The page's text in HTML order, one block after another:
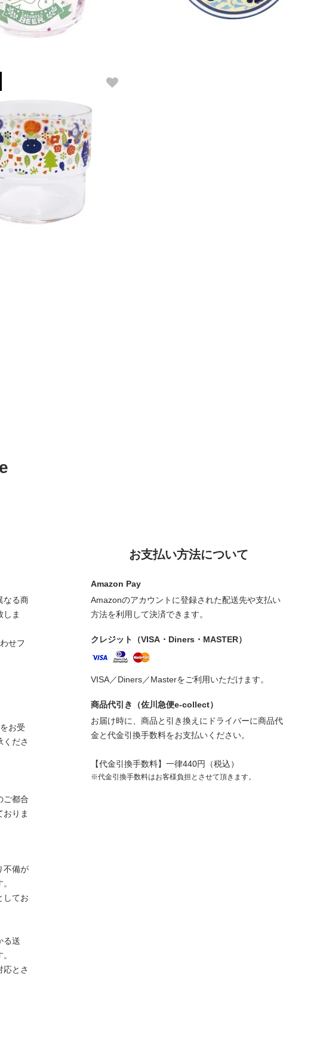
なる商
しま
せフ
お受
くださ
ご都合
おりま
不備が
してお
る送
とさ
お支払い方法について
Amazon Pay
Amazonのアカウントに登録された配送先や支払い
方法を利用して決済できます。
クレジット（VISA・Diners・MASTER）
VISA／Diners／Masterをご利用いただけます。
商品代引き（佐川急便e-collect）
お届け時に、商品と引き換えにドライバーに商品代
金と代金引換手数料をお支払いください。
【代金引換手数料】一律440円（税込）
※代金引換手数料はお客様負担とさせて頂きます。